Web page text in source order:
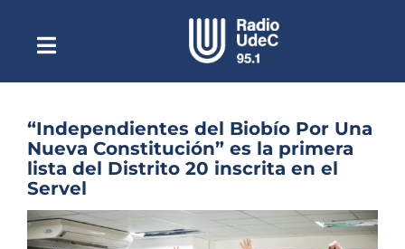
contenidoToggle
NavigationEscuchar Radio UdeC en vivo
Quiénes Somos
Programación
Noticias
“Independientes del Biobío Por Una
Nueva Constitución” es la primera
lista del Distrito 20 inscrita en el
Servel
Ver
imagen